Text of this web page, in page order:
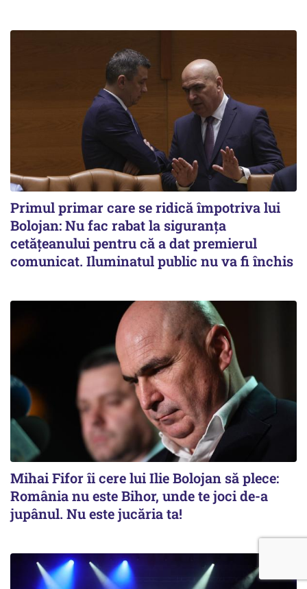
Primul primar care se ridică împotriva lui
Bolojan: Nu fac rabat la siguranța
cetățeanului pentru că a dat premierul
comunicat. Iluminatul public nu va fi închis
Mihai Fifor îi cere lui Ilie Bolojan să plece:
România nu este Bihor, unde te joci de-a
jupânul. Nu este jucăria ta!